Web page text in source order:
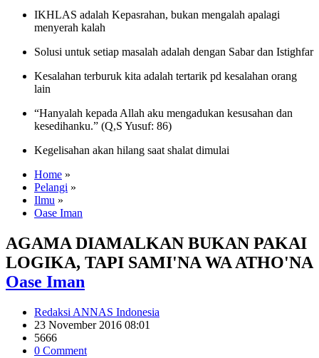
IKHLAS adalah Kepasrahan, bukan mengalah apalagi
menyerah kalah
Solusi untuk setiap masalah adalah dengan Sabar dan Istighfar
Kesalahan terburuk kita adalah tertarik pd kesalahan orang
lain
“Hanyalah kepada Allah aku mengadukan kesusahan dan
kesedihanku.” (Q,S Yusuf: 86)
Kegelisahan akan hilang saat shalat dimulai
Home »
Pelangi »
Ilmu »
Oase Iman
AGAMA DIAMALKAN BUKAN PAKAI
LOGIKA, TAPI SAMI'NA WA ATHO'NA
Oase Iman
Redaksi ANNAS Indonesia
23 November 2016 08:01
5666
0 Comment